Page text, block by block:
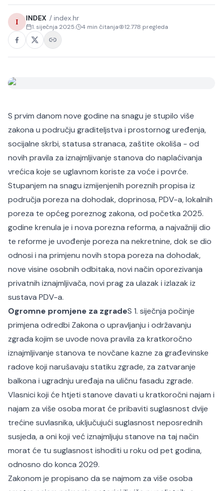
I INDEX / index.hr
1. siječnja 2025. 4 min čitanja 12.778 pregleda
S prvim danom nove godine na snagu je stupilo više
zakona u području graditeljstva i prostornog uređenja,
socijalne skrbi, statusa stranaca, zaštite okoliša - od
novih pravila za iznajmljivanje stanova do naplaćivanja
vrećica koje se uglavnom koriste za voće i povrće.
Stupanjem na snagu izmijenjenih poreznih propisa iz
područja poreza na dohodak, doprinosa, PDV-a, lokalnih
poreza te općeg poreznog zakona, od početka 2025.
godine krenula je i nova porezna reforma, a najvažniji dio
te reforme je uvođenje poreza na nekretnine, dok se dio
odnosi i na primjenu novih stopa poreza na dohodak,
nove visine osobnih odbitaka, novi način oporezivanja
privatnih iznajmljivača, novi prag za ulazak i izlazak iz
sustava PDV-a.
Ogromne promjene za zgradeS 1. siječnja počinje
primjena odredbi Zakona o upravljanju i održavanju
zgrada kojim se uvode nova pravila za kratkoročno
iznajmljivanje stanova te novčane kazne za građevinske
radove koji narušavaju statiku zgrade, za zatvaranje
balkona i ugradnju uređaja na uličnu fasadu zgrade.
Vlasnici koji će htjeti stanove davati u kratkoročni najam i
najam za više osoba morat će pribaviti suglasnost dvije
trećine suvlasnika, uključujući suglasnost neposrednih
susjeda, a oni koji već iznajmljuju stanove na taj način
morat će tu suglasnost ishoditi u roku od pet godina,
odnosno do konca 2029.
Zakonom je propisano da se najmom za više osoba